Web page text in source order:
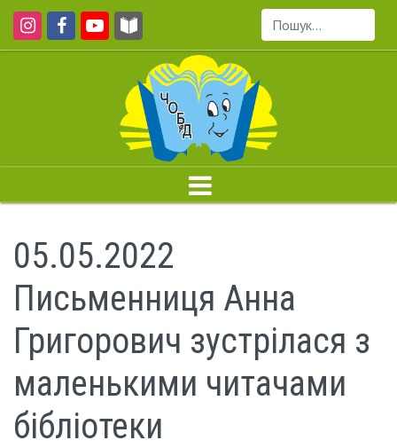
Пошук...
05.05.2022
Письменниця Анна
Григорович зустрілася з
маленькими читачами
бібліотеки